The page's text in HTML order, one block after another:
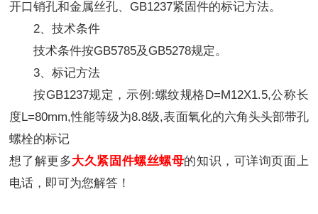
开口销孔和金属丝孔、GB1237紧固件的标记方法。
2、技术条件
技术条件按GB5785及GB5278规定。
3、标记方法
按GB1237规定，示例:螺纹规格D=M12X1.5,公称长
度L=80mm,性能等级为8.8级,表面氧化的六角头头部带孔
螺栓的标记
想了解更多大久紧固件螺丝螺母的知识，可详询页面上
电话，即可为您解答！